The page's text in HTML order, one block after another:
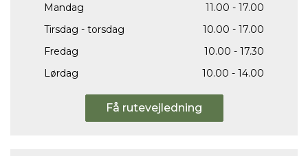
Mandag
11.00 - 17.00
Tirsdag - torsdag
10.00 - 17.00
Fredag
10.00 - 17.30
Lørdag
10.00 - 14.00
Få rutevejledning